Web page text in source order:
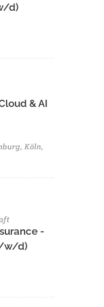
d)
& AI
Köln,
-
w/d)